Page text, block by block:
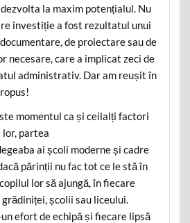
la maxim potențialul. Nu
investiție a fost rezultatul unui
de proiectare sau de
necesare, care a implicat zeci de
administrativ. Dar am reușit în
momentul ca și ceilalți factori
lor, partea
ai școli moderne și cadre
părinții nu fac tot ce le stă în
lor să ajungă, în fiecare
școlii sau liceului.
efort de echipă și fiecare lipsă